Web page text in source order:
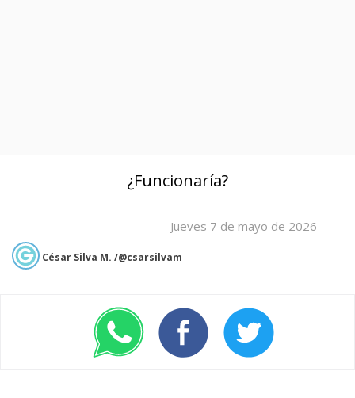
¿Funcionaría?
Jueves 7 de mayo de 2026
César Silva M. /@csarsilvam